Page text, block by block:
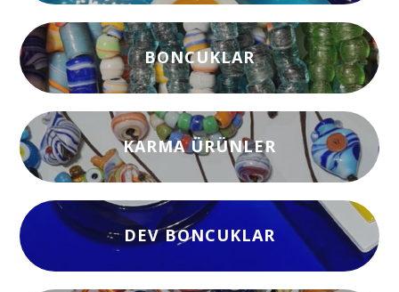
BONCUKLAR
KARMA ÜRÜNLER
DEV BONCUKLAR